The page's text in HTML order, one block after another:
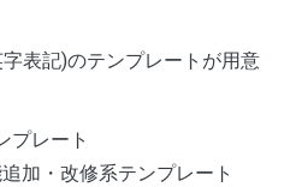
表記)のテンプレートが用意
プレート
加・改修系テンプレート